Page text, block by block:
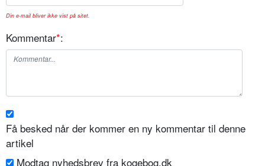
Din e-mail bliver ikke vist på sitet.
Kommentar*:
Få besked når der kommer en ny kommentar til denne
artikel
Modtag nyhedsbrev fra kogebog.dk